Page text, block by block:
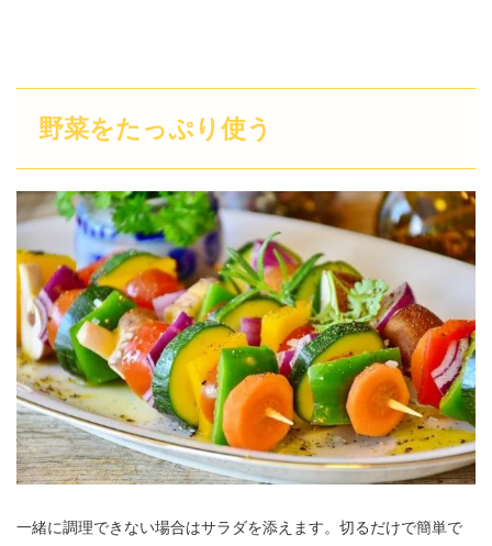
野菜をたっぷり使う
一緒に調理できない場合はサラダを添えます。切るだけで簡単で